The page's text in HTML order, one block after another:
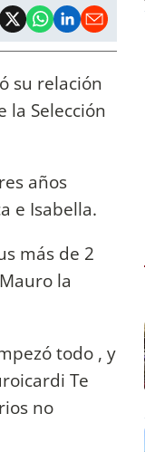
su relación
Selección
años
e Isabella.
más de 2
la
todo , y
Te
no